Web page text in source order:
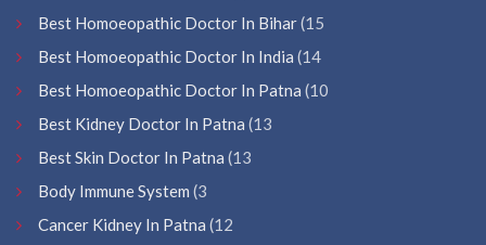
Best Homoeopathic Doctor In Bihar(15
Best Homoeopathic Doctor In India (14
Best Homoeopathic Doctor In Patna (10
Best Kidney Doctor In Patna (13
Best Skin Doctor In Patna (13
Body Immune System (3
Cancer Kidney In Patna (12